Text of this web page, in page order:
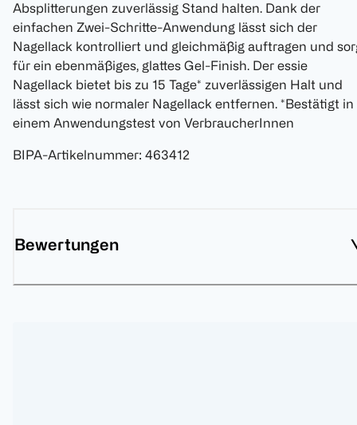
Absplitterungen zuverlässig Stand halten. Dank der
einfachen Zwei-Schritte-Anwendung lässt sich der
Nagellack kontrolliert und gleichmäßig auftragen und
für ein ebenmäßiges, glattes Gel-Finish. Der essie
Nagellack bietet bis zu 15 Tage* zuverlässigen Halt und
lässt sich wie normaler Nagellack entfernen. *Bestätigt in
einem Anwendungstest von VerbraucherInnen
BIPA-Artikelnummer: 463412
Bewertungen